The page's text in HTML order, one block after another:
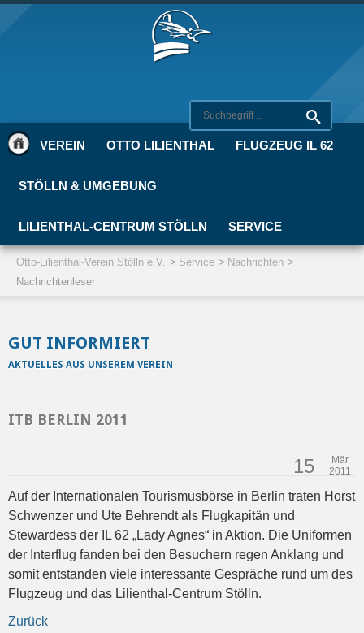
VEREIN OTTO LILIENTHAL FLUGZEUG IL 62
STÖLLN & UMGEBUNG
LILIENTHAL-CENTRUM STÖLLN SERVICE
Otto-Lilienthal-Verein Stölln e.V. Service
Nachrichten
Nachrichtenleser
GUT INFORMIERT
AKTUELLES AUS UNSEREM VEREIN
ITB BERLIN 2011
15
Mär
2011
Auf der Internationalen Tourismusbörse in Berlin traten Horst
Schwenzer und Ute Behrendt als Flugkapitän und
Stewardess der IL 62 „Lady Agnes“ in Aktion. Die Uniformen
der Interflug fanden bei den Besuchern regen Anklang und
somit entstanden viele interessante Gespräche rund um des
Flugzeug und das Lilienthal-Centrum Stölln.
Zurück